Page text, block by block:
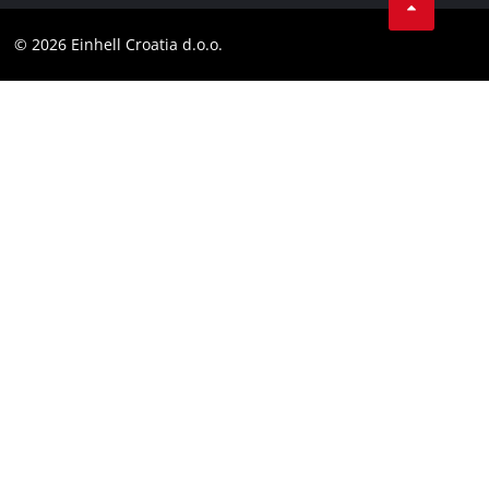
Obavijest za kupce
Sukladnost
YouТube
© 2026 Einhell Croatia d.o.o.